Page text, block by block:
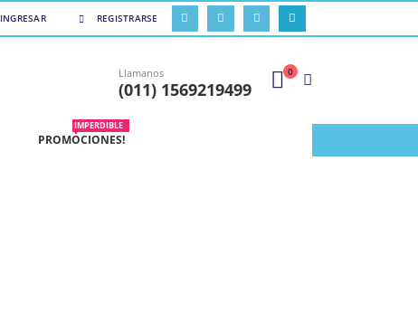
INGRESAR REGISTRARSE
Llamanos
(011) 1569219499
0
PROMOCIONES!
IMPERDIBLE